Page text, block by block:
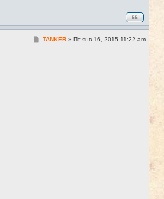
#40
С
о
TANKER » Пт янв 16, 2015 11:22 am